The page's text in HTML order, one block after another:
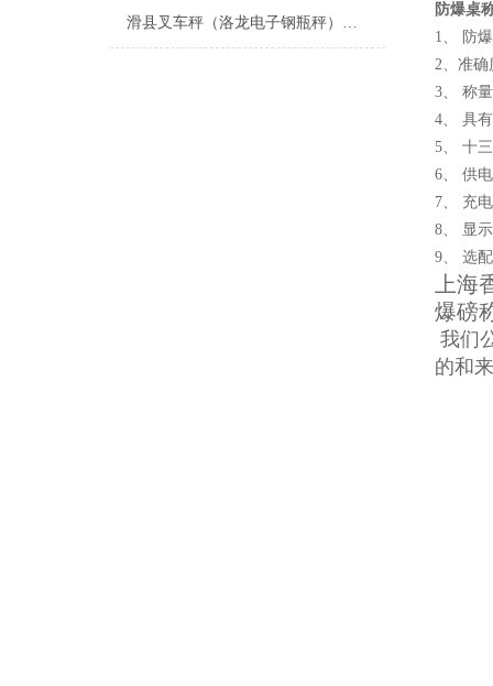
滑县叉车秤（洛龙电子钢瓶秤）山城滚筒秤维修
防爆桌
1、 防
2、准
3、 称
4、 具
5、 十
6、 供
7、 充
8、 显
9、 选
上
爆磅
我们
的和